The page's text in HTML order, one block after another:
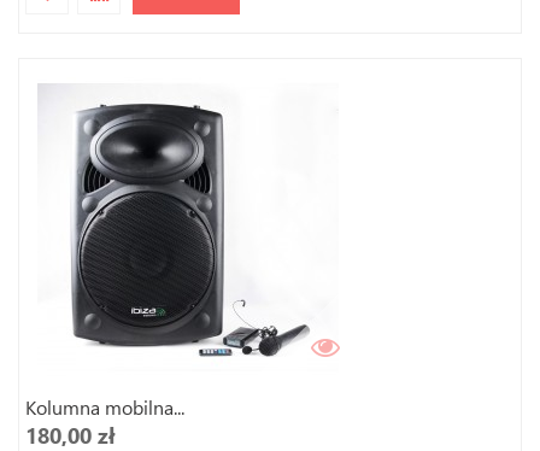
Kolumna mobilna...
180,00 zł